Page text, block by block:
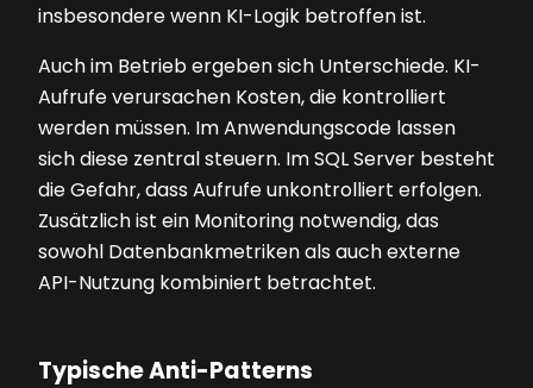
insbesondere wenn KI-Logik betroffen ist.
Auch im Betrieb ergeben sich Unterschiede. KI-
Aufrufe verursachen Kosten, die kontrolliert
werden müssen. Im Anwendungscode lassen
sich diese zentral steuern. Im SQL Server besteht
die Gefahr, dass Aufrufe unkontrolliert erfolgen.
Zusätzlich ist ein Monitoring notwendig, das
sowohl Datenbankmetriken als auch externe
API-Nutzung kombiniert betrachtet.
Typische Anti-Patterns